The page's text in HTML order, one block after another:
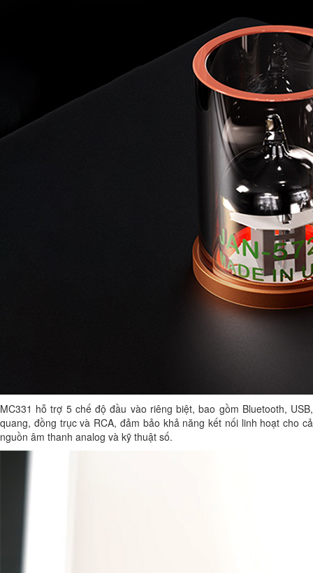
MC331 hỗ trợ 5 chế độ đầu vào riêng biệt, bao gồm Bluetooth, USB,
quang, đồng trục và RCA, đảm bảo khả năng kết nối linh hoạt cho cả
nguồn âm thanh analog và kỹ thuật số.